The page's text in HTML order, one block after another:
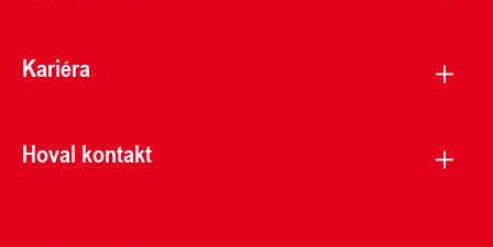
Kariéra
Hoval kontakt